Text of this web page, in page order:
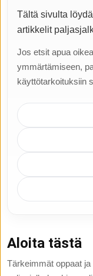
Tältä sivulta
artikkelit
Jos etsit apua
ymmärtämiseen,
käyttötarkoituksiin
Aloita tästä
Tärkeimmät oppaat